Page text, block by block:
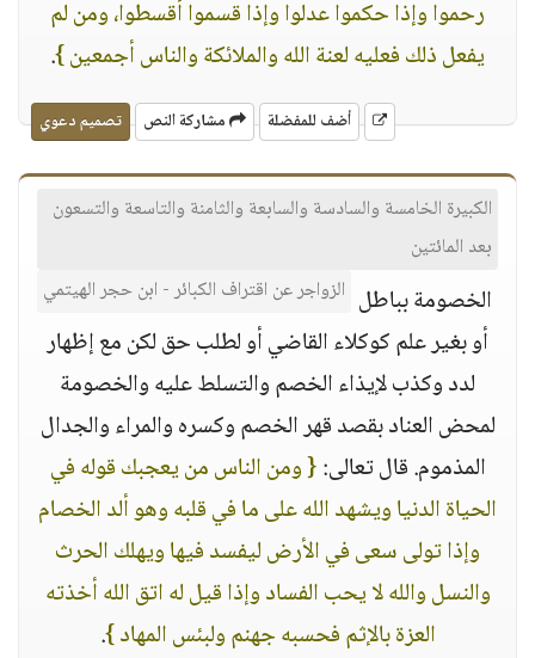
رحموا وإذا حكموا عدلوا وإذا قسموا أقسطوا، ومن لم
يفعل ذلك فعليه لعنة الله والملائكة والناس أجمعين }.
أضف للمفضلة مشاركة النص تصميم دعوي
الكبيرة الخامسة والسادسة والسابعة والثامنة والتاسعة والتسعون
بعد المائتين
الزواجر عن اقتراف الكبائر - ابن حجر الهيتمي الخصومة بباطل
أو بغير علم كوكلاء القاضي أو لطلب حق لكن مع إظهار
لدد وكذب لإيذاء الخصم والتسلط عليه والخصومة
لمحض العناد بقصد قهر الخصم وكسره والمراء والجدال
المذموم. قال تعالى:{ ومن الناس من يعجبك قوله في
الحياة الدنيا ويشهد الله على ما في قلبه وهو ألد الخصام
وإذا تولى سعى في الأرض ليفسد فيها ويهلك الحرث
والنسل والله لا يحب الفساد وإذا قيل له اتق الله أخذته
العزة بالإثم فحسبه جهنم ولبئس المهاد }.